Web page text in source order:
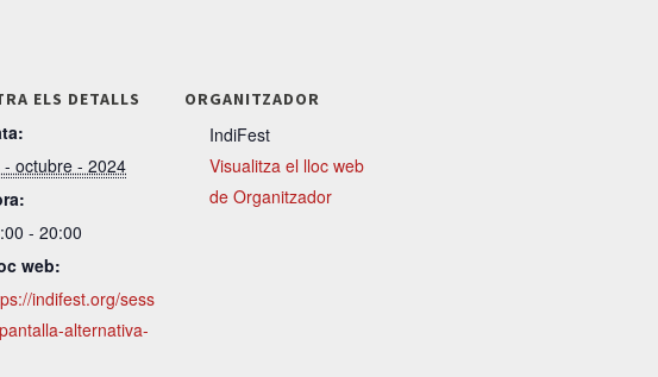
ELS DETALLS
- octubre - 2024
- 20:00
web:
indifest.org/sess
alternativa-
ORGANITZADOR
IndiFest
Visualitza el lloc web
de Organitzador